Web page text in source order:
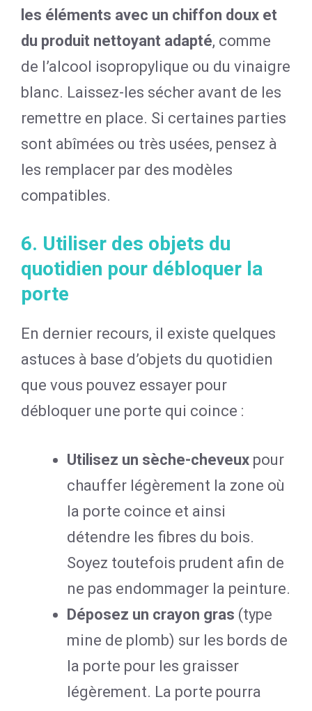
les éléments avec un chiffon doux et
du produit nettoyant adapté, comme
de l’alcool isopropylique ou du vinaigre
blanc. Laissez-les sécher avant de les
remettre en place. Si certaines parties
sont abîmées ou très usées, pensez à
les remplacer par des modèles
compatibles.
6. Utiliser des objets du
quotidien pour débloquer la
porte
En dernier recours, il existe quelques
astuces à base d’objets du quotidien
que vous pouvez essayer pour
débloquer une porte qui coince :
Utilisez un sèche-cheveux pour
chauffer légèrement la zone où
la porte coince et ainsi
détendre les fibres du bois.
Soyez toutefois prudent afin de
ne pas endommager la peinture.
Déposez un crayon gras (type
mine de plomb) sur les bords de
la porte pour les graisser
légèrement. La porte pourra